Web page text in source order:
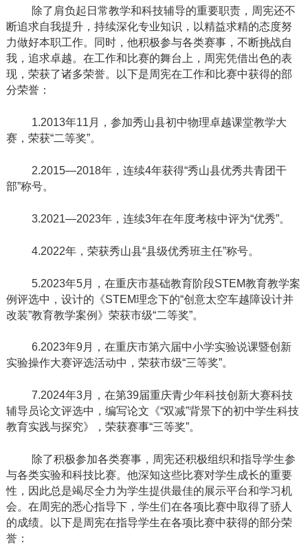
除了肩负起日常教学和科技辅导的重要职责，周宪还不
断追求自我提升，持续深化专业知识，以精益求精的态度努
力做好本职工作。同时，他积极参与各类赛事，不断挑战自
我，追求卓越。在工作和比赛的舞台上，周宪凭借出色的表
现，荣获了诸多荣誉。以下是周宪在工作和比赛中获得的部
分荣誉：
1.2013年11 月，参加秀山县初中物理卓越课堂教学大
赛，荣获“二等奖”。
2.2015—2018年，连续4年获得“秀山县优秀共青团干
部”称号。
3.2021—2023年，连续3年在年度考核中评为“优秀”。
4.2022年，荣获秀山县“县级优秀班主任”称号。
5.2023年5月，在重庆市基础教育阶段STEM教育教学案
例评选中，设计的《STEM理念下的“创意太空车越障设计并
改装”教育教学案例》荣获市级“二等奖”。
6.2023年9月，在重庆市第六届中小学实验说课暨创新
实验操作大赛评选活动中，荣获市级“三等奖”。
7.2024年3月，在第39届重庆青少年科技创新大赛科技
辅导员论文评选中，编写论文《“双减”背景下的初中学生科技
教育实践与探究》，荣获赛事“三等奖”。
除了积极参加各类赛事，周宪还积极组织和指导学生参
与各类实验和科技比赛。他深知这些比赛对学生成长的重要
性，因此总是竭尽全力为学生提供最佳的展示平台和学习机
会。在周宪的悉心指导下，学生们在各项比赛中取得了骄人
的成绩。以下是周宪在指导学生在各项比赛中获得的部分荣
誉：